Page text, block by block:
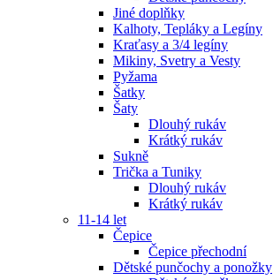
Jiné doplňky
Kalhoty, Tepláky a Legíny
Kraťasy a 3/4 legíny
Mikiny, Svetry a Vesty
Pyžama
Šatky
Šaty
Dlouhý rukáv
Krátký rukáv
Sukně
Trička a Tuniky
Dlouhý rukáv
Krátký rukáv
11-14 let
Čepice
Čepice přechodní
Dětské punčochy a ponožky